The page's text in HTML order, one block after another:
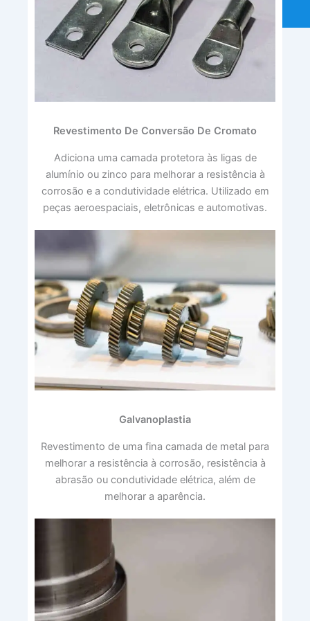
Revestimento De Conversão De Cromato
Adiciona uma camada protetora às ligas de
alumínio ou zinco para melhorar a resistência à
corrosão e a condutividade elétrica. Utilizado em
peças aeroespaciais, eletrônicas e automotivas.
Galvanoplastia
Revestimento de uma fina camada de metal para
melhorar a resistência à corrosão, resistência à
abrasão ou condutividade elétrica, além de
melhorar a aparência.